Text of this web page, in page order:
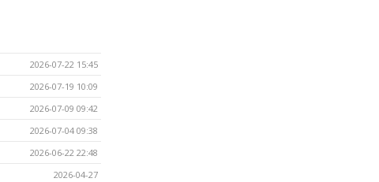
2026-07-22 15:45
2026-07-19 10:09
2026-07-09 09:42
2026-07-04 09:38
2026-06-22 22:48
2026-04-27